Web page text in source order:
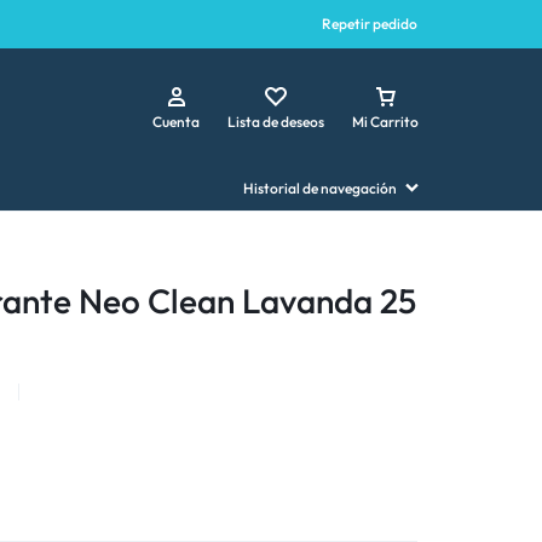
Repetir pedido
Cuenta Lista de deseos Mi Carrito
Historial de navegación
Neo Clean Lavanda 25